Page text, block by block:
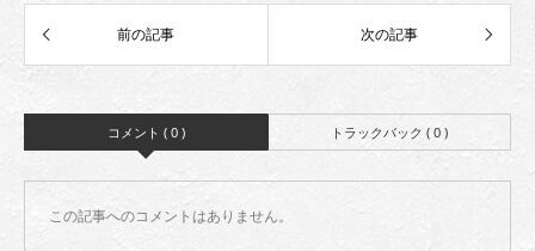
コメント ( 0 ) トラックバック ( 0 )
この記事へのコメントはありません。